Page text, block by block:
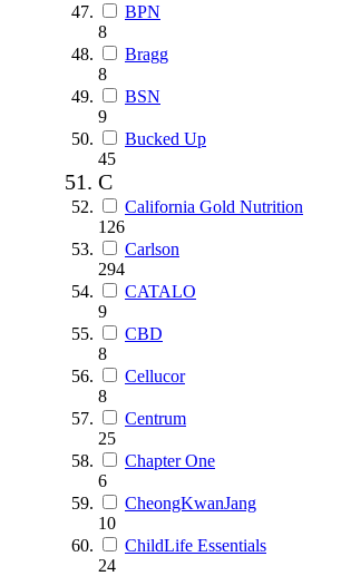
BPN
8
Bragg
8
BSN
9
Bucked Up
45
C
California Gold Nutrition
126
Carlson
294
CATALO
9
CBD
8
Cellucor
8
Centrum
25
Chapter One
6
CheongKwanJang
10
ChildLife Essentials
24